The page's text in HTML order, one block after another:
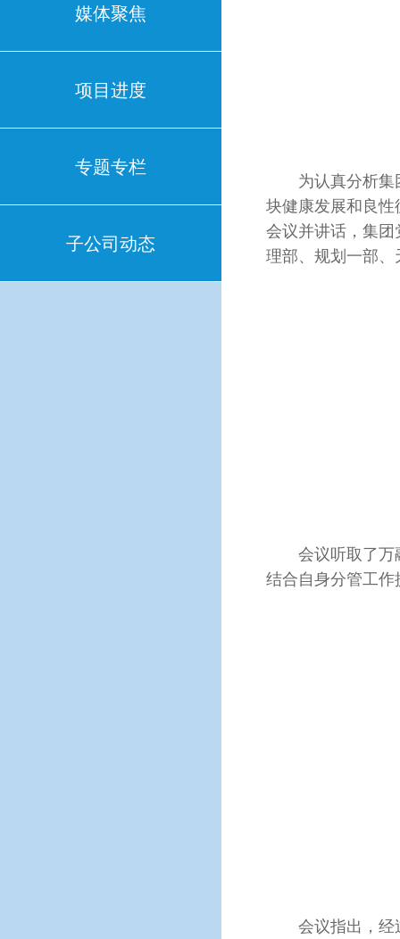
媒体聚焦
项目进度
专题专栏
子公司动态
为认真分析集团
块健康发展和良
会议并讲话，集
理部、规划一部
会议听取了万融
结合自身分管工
会议指出，经过